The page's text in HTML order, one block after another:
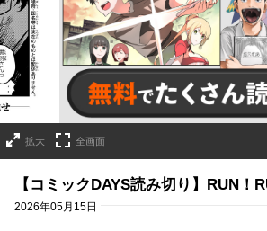
拡大 全画面
【コミックDAYS読み切り】RUN！
2026年05月15日